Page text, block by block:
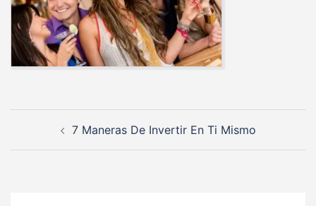
7 Maneras De Invertir En Ti Mismo